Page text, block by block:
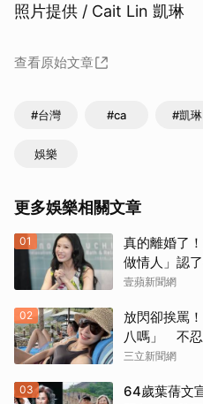
照片提供 / Cait Lin 凱琳
查看原始文章
#台灣 #ca #凱琳
娛樂
更多娛樂相關文章
01
真的離婚了
做情人」認
壹蘋新聞網
02
放閃卻挨罵
八嗎」 不
三立新聞網
03
64歲葉蒨文